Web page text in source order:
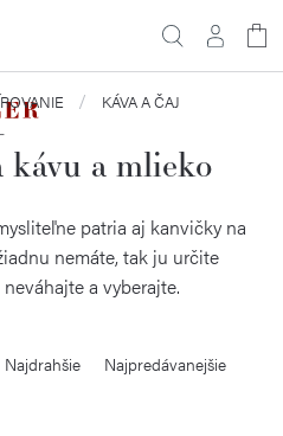
KÁVA A ČAJ
a mlieko
patria aj kanvičky na
nemáte, tak ju určite
a vyberajte.
Najdrahšie
Najpredávanejšie